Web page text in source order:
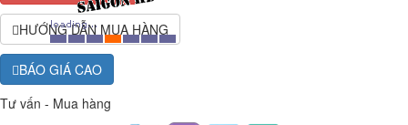
HƯỚNG DẪN MUA HÀNG
BÁO GIÁ CAO
Tư vấn - Mua hàng